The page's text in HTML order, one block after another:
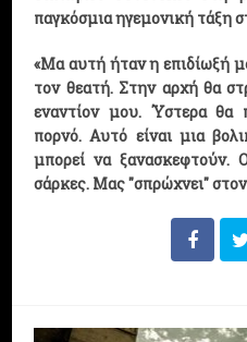
παγκόσμια ηγεμονική τάξη
«Μα αυτή ήταν η επιδίωξή
τον θεατή. Στην αρχή θα
εναντίον μου. Ύστερα θα
πορνό. Αυτό είναι μια
μπορεί να ξανασκεφτούν.
σάρκες. Μας "σπρώχνει"